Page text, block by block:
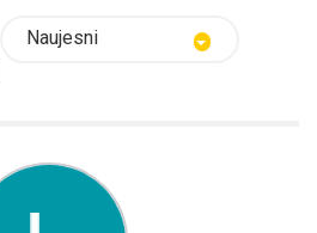
Naujesni